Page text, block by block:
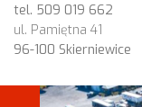
tel. 509 019 662
ul. Pamiętna 41
96-100 Skierniewice